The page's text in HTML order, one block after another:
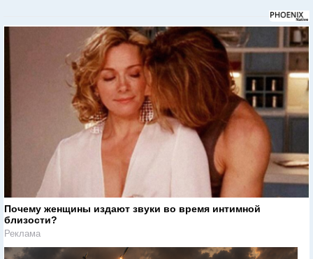
Почему женщины издают звуки во время интимной
близости?
Реклама